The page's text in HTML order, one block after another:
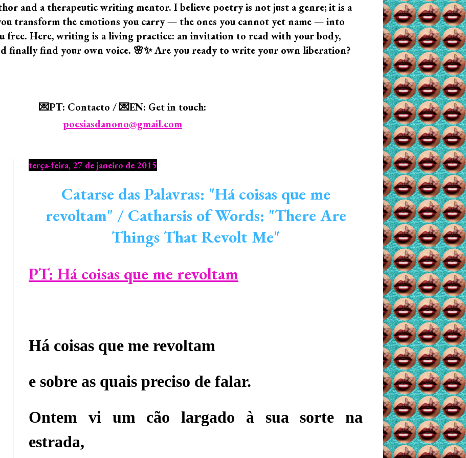
and a therapeutic writing mentor. I believe poetry is not just a genre; it is a
transform the emotions you carry — the ones you cannot yet name — into
free. Here, writing is a living practice: an invitation to read with your body,
finally find your own voice. 🌸✨ Are you ready to write your own liberation?
💌PT: Contacto / 💌EN: Get in touch:
poesiasdanono@gmail.com
terça-feira, 27 de janeiro de 2015
Catarse das Palavras: "Há coisas que me
revoltam" / Catharsis of Words: "There Are
Things That Revolt Me"
PT: Há coisas que me revoltam
Há coisas que me revoltam
e sobre as quais preciso de falar.
Ontem vi um cão largado à sua sorte na
estrada,